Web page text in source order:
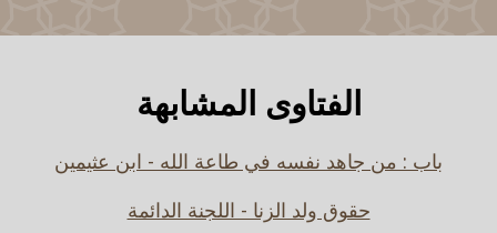
الفتاوى المشابهة
باب : من جاهد نفسه في طاعة الله - ابن عثيمين
حقوق ولد الزنا - اللجنة الدائمة